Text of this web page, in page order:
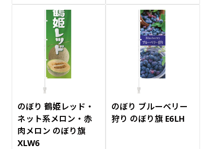
のぼり 鶴姫レッド・
ネット系メロン・赤
肉メロン のぼり旗
XLW6
のぼり ブルーベリー
狩り のぼり旗 E6LH